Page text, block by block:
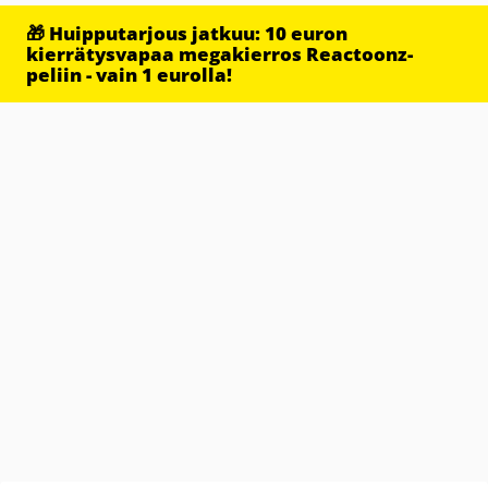
🎁 Huipputarjous jatkuu: 10 euron
kierrätysvapaa megakierros Reactoonz-
peliin - vain 1 eurolla!